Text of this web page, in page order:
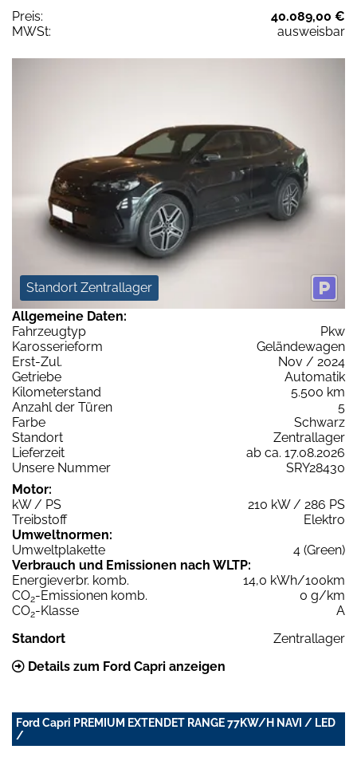
Preis:
40.089,00 €
MWSt:
ausweisbar
Standort Zentrallager
Allgemeine Daten:
Fahrzeugtyp
Pkw
Karosserieform
Geländewagen
Erst-Zul.
Nov / 2024
Getriebe
Automatik
Kilometerstand
5.500 km
Anzahl der Türen
5
Farbe
Schwarz
Standort
Zentrallager
Lieferzeit
ab ca. 17.08.2026
Unsere Nummer
SRY28430
Motor:
kW / PS
210 kW / 286 PS
Treibstoff
Elektro
Umweltnormen:
Umweltplakette
4 (Green)
Verbrauch und Emissionen nach WLTP:
Energieverbr. komb.
14,0 kWh/100km
CO2-Emissionen komb.
0 g/km
CO2-Klasse
A
Standort
Zentrallager
Details zum Ford Capri anzeigen
Ford Capri PREMIUM EXTENDET RANGE 77KW/H NAVI / LED
/